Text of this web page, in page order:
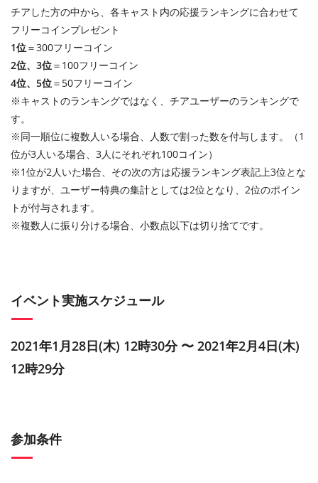
チアした方の中から、各キャスト内の応援ランキングに合わせて
フリーコインプレゼント
1位＝300フリーコイン
2位、3位＝100フリーコイン
4位、5位＝50フリーコイン
※キャストのランキングではなく、チアユーザーのランキングで
す。
※同一順位に複数人いる場合、人数で割った数を付与します。（1
位が3人いる場合、3人にそれぞれ100コイン）
※1位が2人いた場合、その次の方は応援ランキング表記上3位とな
りますが、ユーザー特典の集計としては2位となり、2位のポイン
トが付与されます。
※複数人に振り分ける場合、小数点以下は切り捨てです。
イベント実施スケジュール
2021年1月28日(木) 12時30分 〜 2021年2月4日(木)
12時29分
参加条件